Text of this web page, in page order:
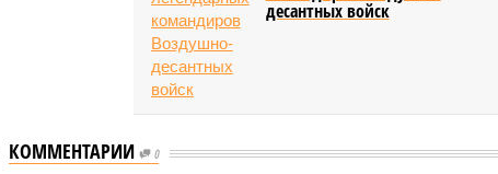
десантных войск
КОММЕНТАРИИ 0